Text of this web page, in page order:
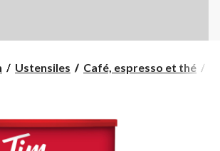
Ustensiles Café, espresso et thé